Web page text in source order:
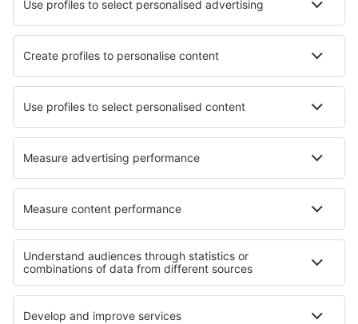
Luchtvaartmaatschappijen
Brussels Airlines
Ryanair
Wizz Air
Tui Fly
Transavia
Over eSky
Algemene voorwaarden
Mijn boekingen
Privacykennisgeving
Ondersteuning en contact
Privacy